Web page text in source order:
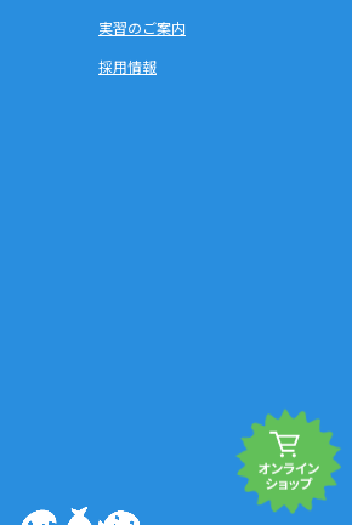
実習のご案内
採用情報